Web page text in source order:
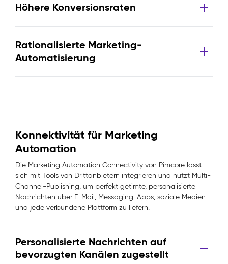
Höhere Konversionsraten
Rationalisierte Marketing-
Automatisierung
Konnektivität für Marketing
Automation
Die Marketing Automation Connectivity von Pimcore lässt
sich mit Tools von Drittanbietern integrieren und nutzt Multi-
Channel-Publishing, um perfekt getimte, personalisierte
Nachrichten über E-Mail, Messaging-Apps, soziale Medien
und jede verbundene Plattform zu liefern.
Personalisierte Nachrichten auf
bevorzugten Kanälen zugestellt